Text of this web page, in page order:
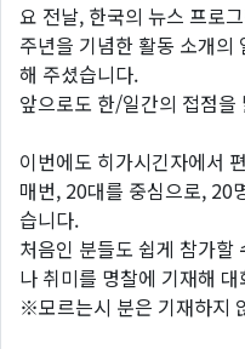
요 전날, 한국의 뉴스 프로
주년을 기념한 활동 소개의
해 주셨습니다.
앞으로도 한/일간의 접점을
이번에도 히가시긴자에서
매번, 20대를 중심으로, 20
습니다.
처음인 분들도 쉽게 참가
나 취미를 명찰에 기재해
※모르는시 분은 기재하지